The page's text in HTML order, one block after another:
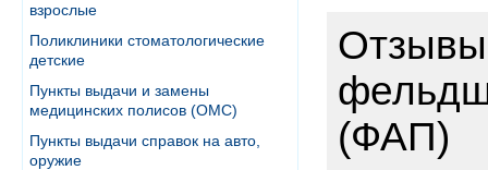
взрослые
Поликлиники стоматологические
детские
Пункты выдачи и замены
медицинских полисов (ОМС)
Пункты выдачи справок на авто,
оружие
Отзывы
(ФАП)